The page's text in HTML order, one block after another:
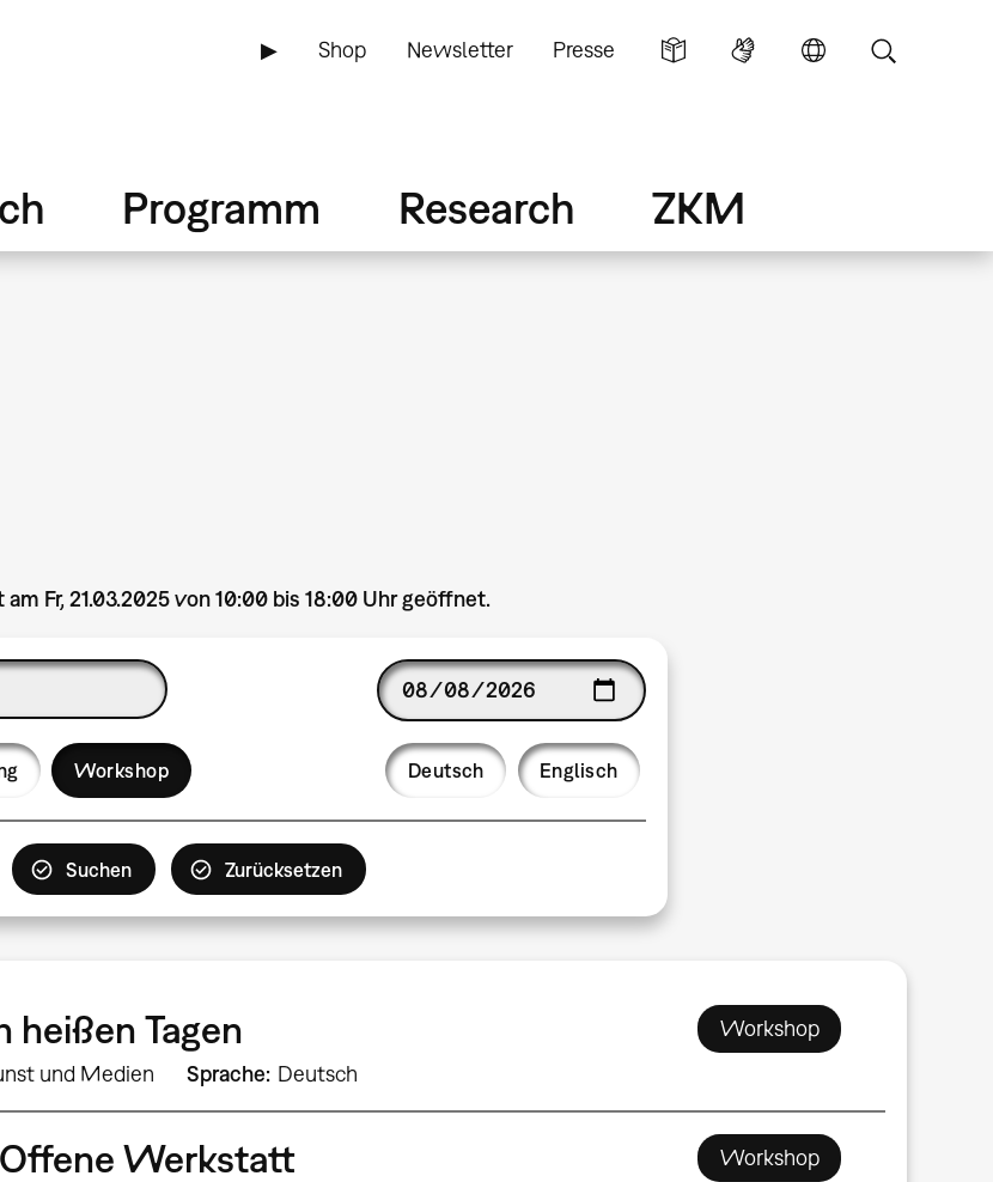
▶ Shop Newsletter Presse
Programm Research ZKM
am Fr, 21.03.2025 von 10:00 bis 18:00 Uhr geöffnet.
Date
Workshop Language
Deutsch Englisch
heißen Tagen
und Medien Sprache Deutsch
Workshop
Werkstatt Workshop